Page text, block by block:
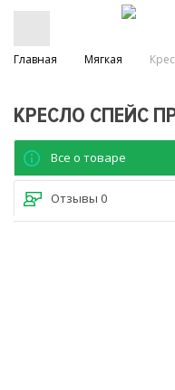
Главная Мягкая
КРЕСЛО СПЕЙС
Все о товаре
Отзывы 0